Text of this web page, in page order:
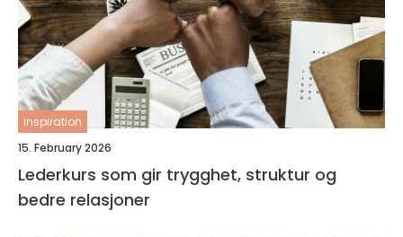
inspiration
15. February 2026
Lederkurs som gir trygghet, struktur og
bedre relasjoner